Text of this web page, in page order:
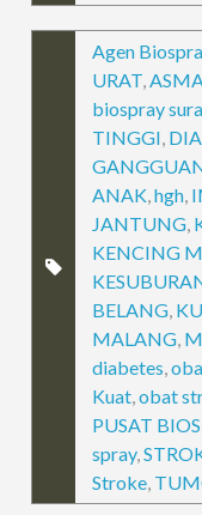
Agen
URAT,
biospray
TINGGI,
ANAK,hgh,
JANTUNG,
KENCING
BELANG,
MALANG,
diabetes,
Kuat,obat
PUSAT
spray,
Stroke,